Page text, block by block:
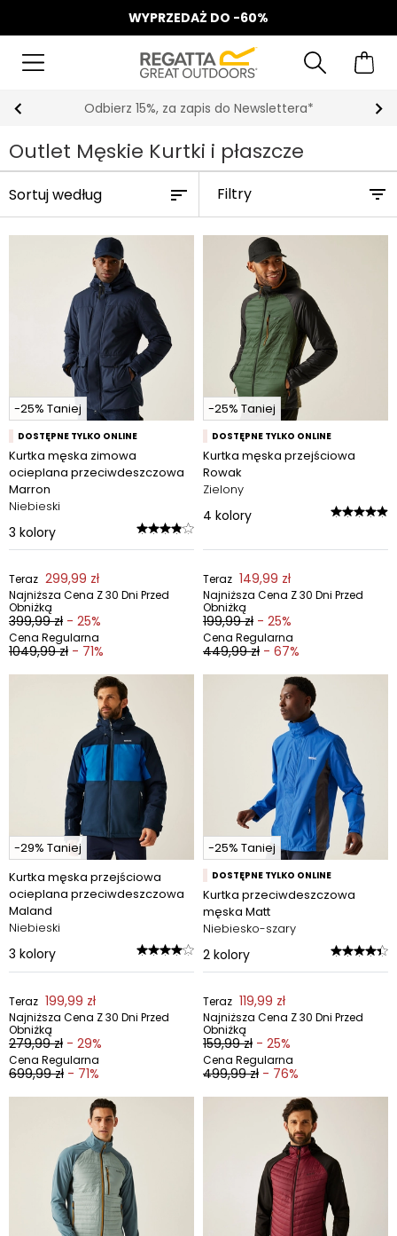
WYPRZEDAŻ DO -60%
Odbierz 15%, za zapis do Newslettera*
Outlet Męskie Kurtki i płaszcze
Filtry
-25% Taniej
DOSTĘPNE TYLKO ONLINE
Kurtka męska zimowa
ocieplana przeciwdeszczowa
Marron
Niebieski
3 kolory
Teraz 299,99 zł
Najniższa Cena Z 30 Dni Przed
Obniżką
399,99 zł - 25%
Cena Regularna
1049,99 zł - 71%
-25% Taniej
DOSTĘPNE TYLKO ONLINE
Kurtka męska przejściowa
Rowak
Zielony
4 kolory
Teraz 149,99 zł
Najniższa Cena Z 30 Dni Przed
Obniżką
199,99 zł - 25%
Cena Regularna
449,99 zł - 67%
-29% Taniej
Kurtka męska przejściowa
ocieplana przeciwdeszczowa
Maland
Niebieski
3 kolory
Teraz 199,99 zł
Najniższa Cena Z 30 Dni Przed
Obniżką
279,99 zł - 29%
Cena Regularna
699,99 zł - 71%
-25% Taniej
DOSTĘPNE TYLKO ONLINE
Kurtka przeciwdeszczowa
męska Matt
Niebiesko-szary
2 kolory
Teraz 119,99 zł
Najniższa Cena Z 30 Dni Przed
Obniżką
159,99 zł - 25%
Cena Regularna
499,99 zł - 76%